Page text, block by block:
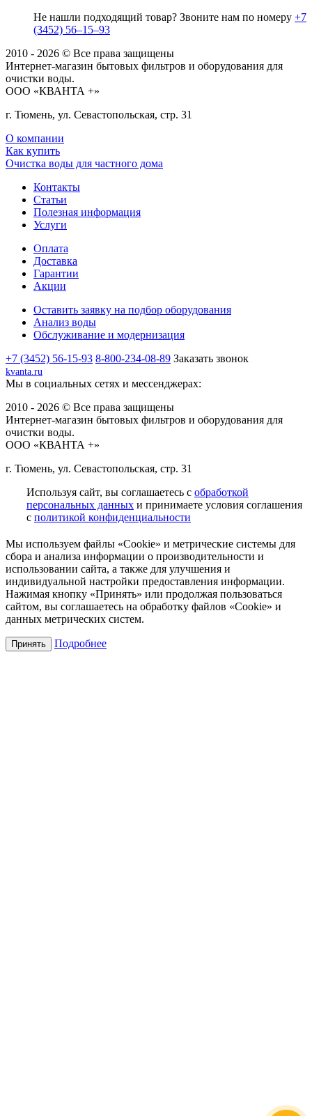
Не нашли подходящий товар? Звоните нам по номеру +7
(3452) 56‒15‒93
2010 - 2026 © Все права защищены
Интернет-магазин бытовых фильтров и оборудования для
очистки воды.
ООО «КВАНТА +»
г. Тюмень, ул. Севастопольская, стр. 31
О компании
Как купить
Очистка воды для частного дома
Контакты
Статьи
Полезная информация
Услуги
Оплата
Доставка
Гарантии
Акции
Оставить заявку на подбор оборудования
Анализ воды
Обслуживание и модернизация
+7 (3452) 56-15-93 8-800-234-08-89 Заказать звонок
kvanta.ru
Мы в социальных сетях и мессенджерах:
2010 - 2026 © Все права защищены
Интернет-магазин бытовых фильтров и оборудования для
очистки воды.
ООО «КВАНТА +»
г. Тюмень, ул. Севастопольская, стр. 31
Используя сайт, вы соглашаетесь с обработкой
персональных данных и принимаете условия соглашения
с политикой конфиденциальности
Мы используем файлы «Cookie» и метрические системы для
сбора и анализа информации о производительности и
использовании сайта, а также для улучшения и
индивидуальной настройки предоставления информации.
Нажимая кнопку «Принять» или продолжая пользоваться
сайтом, вы соглашаетесь на обработку файлов «Cookie» и
данных метрических систем.
Принять Подробнее